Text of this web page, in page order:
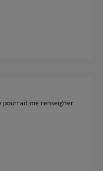
pourrait me renseigner